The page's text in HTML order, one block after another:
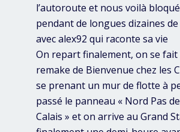
l’autoroute et nous voilà
pendant de longues dizaines
avec alex92 qui raconte sa vie
On repart finalement, on se fait
remake de Bienvenue chez les
se prenant un mur de flotte à
passé le panneau « Nord Pas de
Calais » et on arrive au Grand